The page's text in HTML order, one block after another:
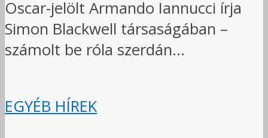
Oscar-jelölt Armando Iannucci írja
Simon Blackwell társaságában –
számolt be róla szerdán...
EGYÉB HÍREK